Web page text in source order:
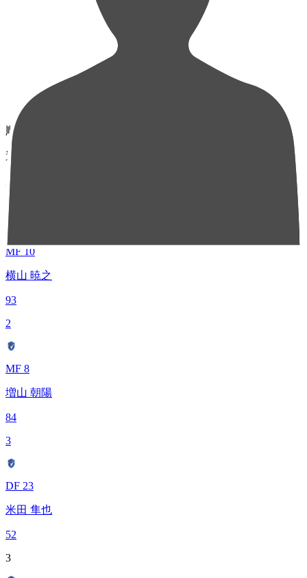
順位
選手名
成績
1
MF 10
横山 暁之
93
2
MF 8
増山 朝陽
84
3
DF 23
米田 隼也
52
3